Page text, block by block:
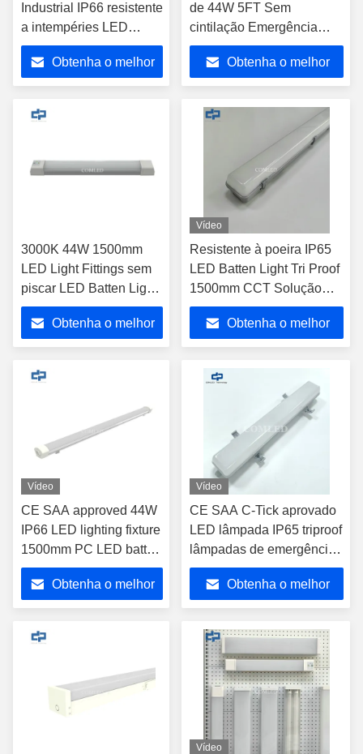
Industrial IP66 resistente
a intempéries LED
Batten Light 3CCT Luz
de vapor variável tricolor
1500mm LED
aprovados pelo CE SAA
iluminação industrial
Obtenha o melhor
de 44W 5FT Sem
cintilação Emergência
IP65 à prova de
intempéries, calhas de
LED com sensor,
dimerização, luzes de
túnel e luminárias para
estacionamento
Obtenha o melhor
3000K 44W 1500mm
LED Light Fittings sem
piscar LED Batten Light
Fitting
Obtenha o melhor
Vídeo
Resistente à poeira IP65
LED Batten Light Tri Proof
1500mm CCT Solução
alterável
Obtenha o melhor
Vídeo
CE SAA approved 44W
IP66 LED lighting fixture
1500mm PC LED batten
light tunnel lighting
linear LED batten
Fixture Vapor Tight
Obtenha o melhor
Vídeo
CE SAA C-Tick aprovado
LED lâmpada IP65 triproof
lâmpadas de emergência
industrial resistente a
intempéries Batten
luminária para
estacionamento,
armazém, túnel
Obtenha o melhor
Vídeo